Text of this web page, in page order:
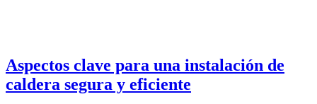
Aspectos clave para una instalación de
caldera segura y eficiente